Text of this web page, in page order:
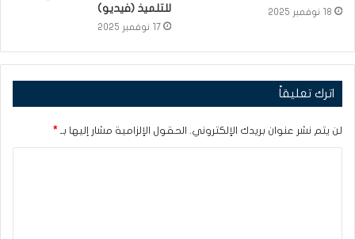
18 نوفمبر 2025
للتلميذ (فيديو)
17 نوفمبر 2025
اترك تعليقاً
لن يتم نشر عنوان بريدك الإلكتروني. الحقول الإلزامية مشار إليها بـ *